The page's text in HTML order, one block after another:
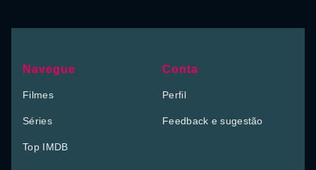
Navegue
Filmes
Séries
Top IMDB
Conta
Perfil
Feedback e sugestão